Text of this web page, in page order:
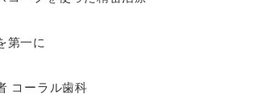
第一に
コーラル歯科